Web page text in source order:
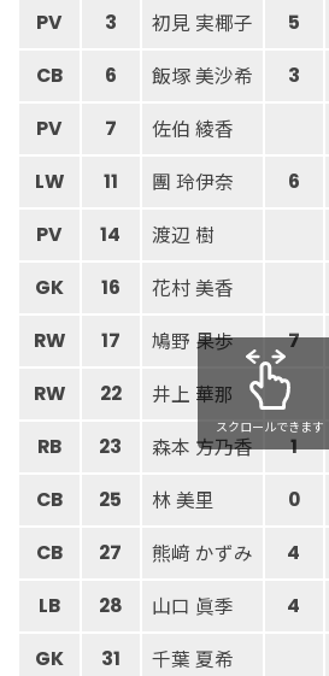
PV 3 初見 実椰子 5
CB 6 飯塚 美沙希 3
PV 7 佐伯 綾香
LW 11 團 玲伊奈 6
PV 14 渡辺 樹
GK 16 花村 美香
RW 17 鳩野 果歩 7
RW 22 井上 華那
RB 23 森本 方乃香 1
CB 25 林 美里 0
CB 27 熊﨑 かずみ 4
LB 28 山口 眞季 4
GK 31 千葉 夏希
スクロールできます